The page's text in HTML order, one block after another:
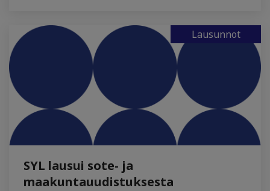
Lausunnot
SYL lausui sote- ja
maakuntauudistuksesta